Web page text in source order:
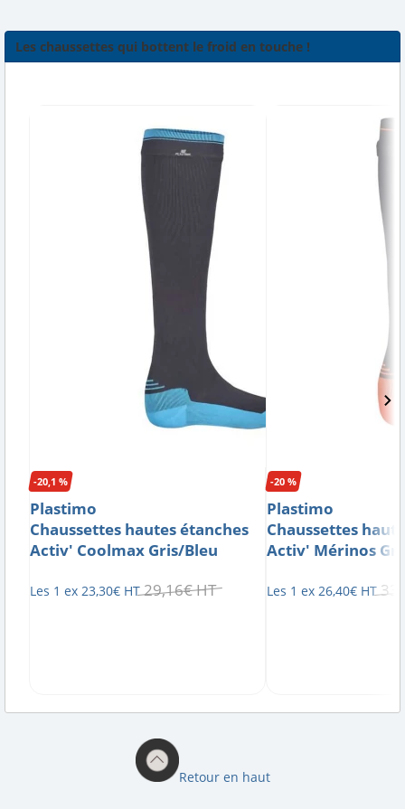
Les chaussettes qui bottent le froid en touche !
-20,1 %
Plastimo
Chaussettes hautes étanches
Activ' Coolmax Gris/Bleu
Les 1 ex 23,30€ HT 29,16€HT
-20 %
Plastimo
Chaussettes
Activ' Mérinos
Les 1 ex 26,40€ HT 33
Retour en haut